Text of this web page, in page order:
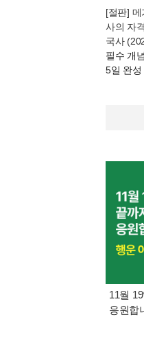
[절판]
사의 자
국사
필수 개
5일 완성
11월
응원합